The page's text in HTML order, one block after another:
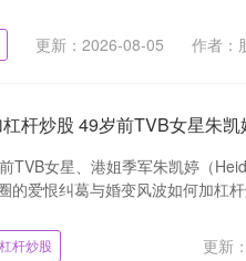
更新：2026-08-05 作者：
杆炒股 49岁前TVB女星朱
TVB女星、港姐季军朱凯婷（
的爱恨纠葛与婚变风波如何加杠
杆炒股 更新